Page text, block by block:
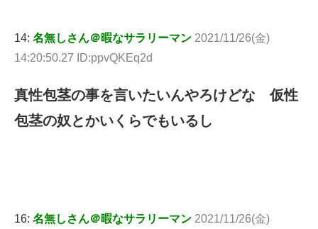
14: 名無しさん＠暇なサラリーマン 2021/11/26(金)
14:20:50.27 ID:ppvQKEq2d
真性包茎の事を言いたいんやろけどな 仮性
包茎の奴とかいくらでもいるし
16: 名無しさん＠暇なサラリーマン 2021/11/26(金)